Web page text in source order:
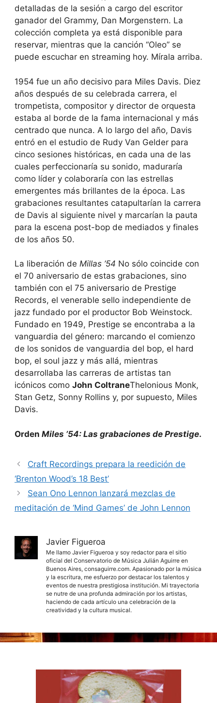
detalladas de la sesión a cargo del escritor
ganador del Grammy, Dan Morgenstern. La
colección completa ya está disponible para
reservar, mientras que la canción “Oleo” se
puede escuchar en streaming hoy. Mírala arriba.
1954 fue un año decisivo para Miles Davis. Diez
años después de su celebrada carrera, el
trompetista, compositor y director de orquesta
estaba al borde de la fama internacional y más
centrado que nunca. A lo largo del año, Davis
entró en el estudio de Rudy Van Gelder para
cinco sesiones históricas, en cada una de las
cuales perfeccionaría su sonido, maduraría
como líder y colaboraría con las estrellas
emergentes más brillantes de la época. Las
grabaciones resultantes catapultarían la carrera
de Davis al siguiente nivel y marcarían la pauta
para la escena post-bop de mediados y finales
de los años 50.
La liberación de Millas ’54 No sólo coincide con
el 70 aniversario de estas grabaciones, sino
también con el 75 aniversario de Prestige
Records, el venerable sello independiente de
jazz fundado por el productor Bob Weinstock.
Fundado en 1949, Prestige se encontraba a la
vanguardia del género: marcando el comienzo
de los sonidos de vanguardia del bop, el hard
bop, el soul jazz y más allá, mientras
desarrollaba las carreras de artistas tan
icónicos como John ColtraneThelonious Monk,
Stan Getz, Sonny Rollins y, por supuesto, Miles
Davis.
Orden Miles ’54: Las grabaciones de Prestige.
Craft Recordings prepara la reedición de
‘Brenton Wood’s 18 Best’
Sean Ono Lennon lanzará mezclas de
meditación de ‘Mind Games’ de John Lennon
Javier Figueroa
Me llamo Javier Figueroa y soy redactor para el sitio
oficial del Conservatorio de Música Julián Aguirre en
Buenos Aires, consaguirre.com. Apasionado por la música
y la escritura, me esfuerzo por destacar los talentos y
eventos de nuestra prestigiosa institución. Mi trayectoria
se nutre de una profunda admiración por los artistas,
haciendo de cada artículo una celebración de la
creatividad y la cultura musical.